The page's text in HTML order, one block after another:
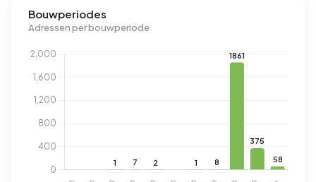
Bouwperiodes
Adressen per bouwperiode